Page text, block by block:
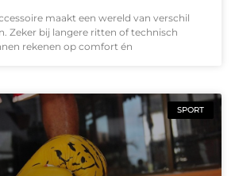
maakt een wereld van verschil
Zeker bij langere ritten of technisch
rekenen op comfort én
SPORT